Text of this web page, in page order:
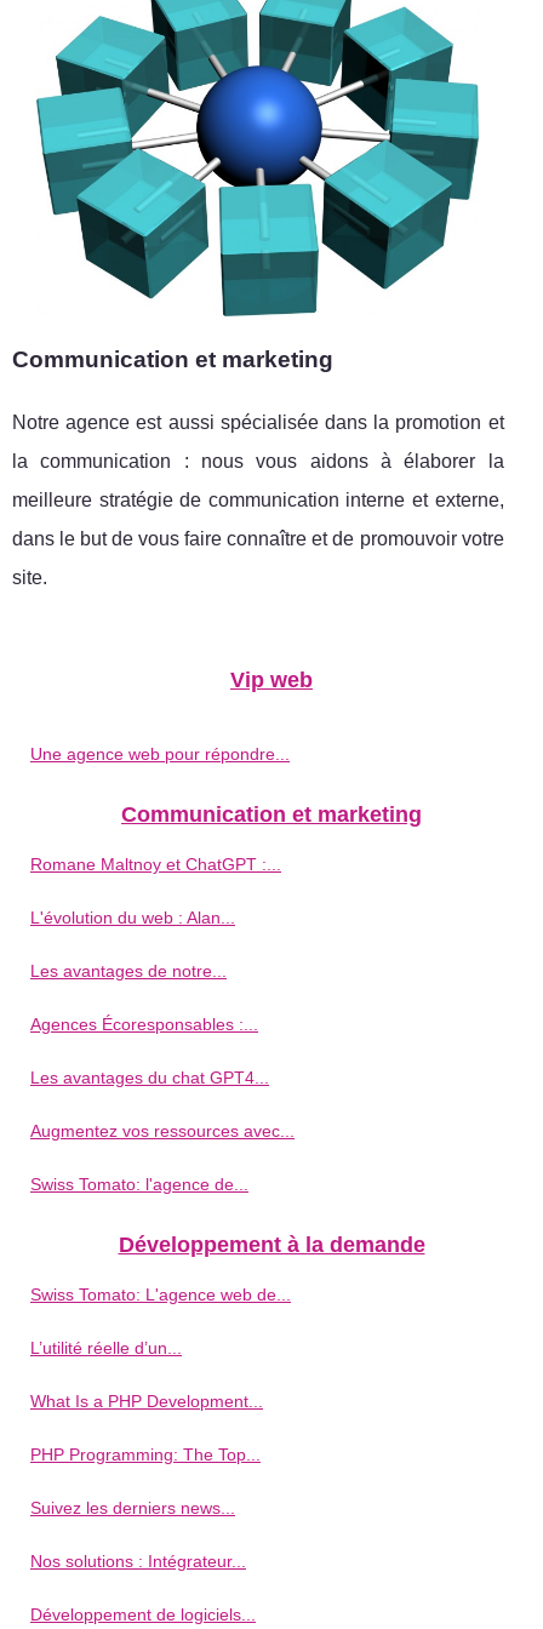
Communication et marketing
Notre agence est aussi spécialisée dans la promotion et
la communication : nous vous aidons à élaborer la
meilleure stratégie de communication interne et externe,
dans le but de vous faire connaître et de promouvoir votre
site.
Vip web
Une agence web pour répondre...
Communication et marketing
Romane Maltnoy et ChatGPT :...
L'évolution du web : Alan...
Les avantages de notre...
Agences Écoresponsables :...
Les avantages du chat GPT4...
Augmentez vos ressources avec...
Swiss Tomato: l'agence de...
Développement à la demande
Swiss Tomato: L'agence web de...
L’utilité réelle d’un...
What Is a PHP Development...
PHP Programming: The Top...
Suivez les derniers news...
Nos solutions : Intégrateur...
Développement de logiciels...